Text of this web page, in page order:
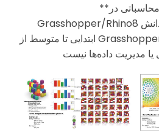
**تمام مدل‌سازی و تحلیل محاسباتی در
Grasshopper/Rhino8 انجام خواهد شد. داشتن دانش
ابتدایی تا متوسط از Grasshopper ضروری است. نیازی به